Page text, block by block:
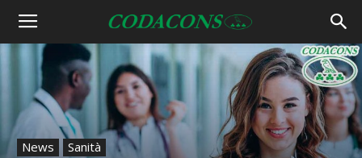
News Sanità